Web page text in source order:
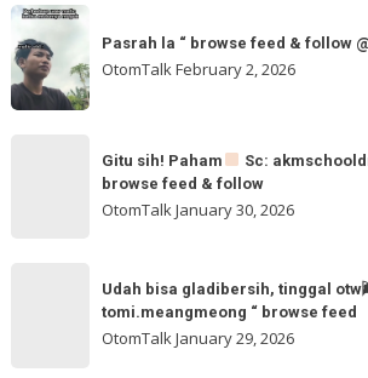
Pasrah
la
browse
@otomtalk
Pasrah la “ browse feed & follow
OtomTalkFebruary 2, 2026
akmschooldrive_cikarang
Gitu sih! Paham
Sc:
browse feed & follow
OtomTalkJanuary 30, 2026
gladibersih,
Udah bisa gladibersih, tinggal
tomi.meangmeong “ browse feed
OtomTalkJanuary 29, 2026